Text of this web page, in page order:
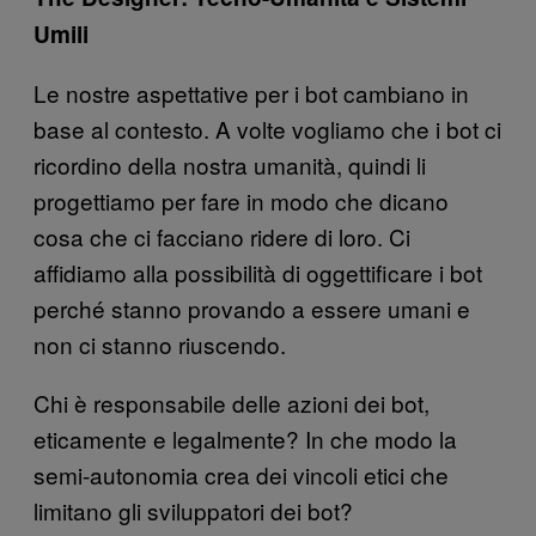
Umili
Le nostre aspettative per i bot cambiano in
base al contesto. A volte vogliamo che i bot ci
ricordino della nostra umanità, quindi li
progettiamo per fare in modo che dicano
cosa che ci facciano ridere di loro. Ci
affidiamo alla possibilità di oggettificare i bot
perché stanno provando a essere umani e
non ci stanno riuscendo.
Chi è responsabile delle azioni dei bot,
eticamente e legalmente? In che modo la
semi-autonomia crea dei vincoli etici che
limitano gli sviluppatori dei bot?